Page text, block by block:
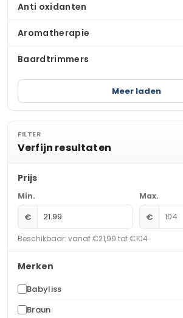
Anti oxidanten
Aromatherapie
Baardtrimmers
Meer laden
FILTER
Verfijn resultaten
Prijs
Min.
€
Max.
€
Beschikbaar: vanaf €21,99 tot €104
Merken
Babyliss
Braun